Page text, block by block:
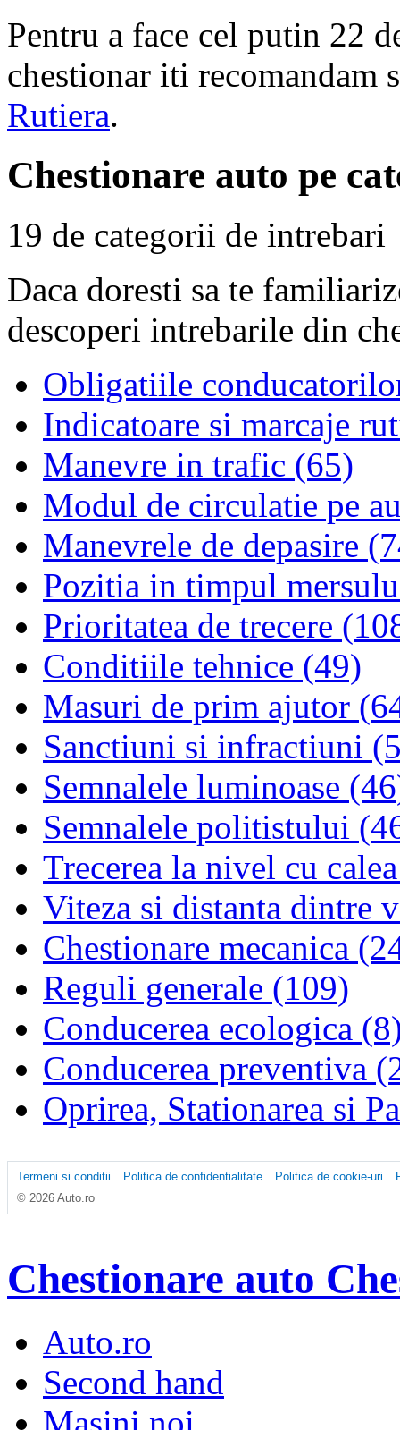
Pentru a face cel putin 22
chestionar iti
Rutiera.
Chestionare auto pe
19 de categorii de intrebari
Daca doresti sa te
descoperi intrebarile din
Obligatiile
Indicatoare si marcaje
Manevre in trafic (65)
Modul de circulatie pe
Manevrele de depasire
Pozitia in timpul
Prioritatea de trecere
Conditiile tehnice (49)
Masuri de prim ajutor
Sanctiuni si infractiuni
Semnalele luminoase
Semnalele politistului
Trecerea la nivel cu
Viteza si distanta dintre
Chestionare mecanica
Reguli generale (109)
Conducerea ecologica
Conducerea preventiva
Oprirea, Stationarea si
Termeni si conditii Politica de confidentialitate Politica de cookie-uri
© 2026 Auto.ro
Chestionare auto
Auto.ro
Second hand